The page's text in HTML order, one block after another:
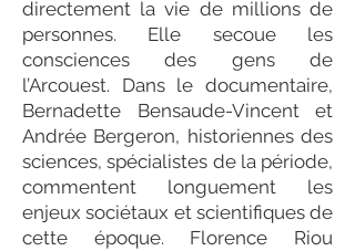
directement la vie de millions de
personnes. Elle secoue les
consciences des gens de
l’Arcouest. Dans le documentaire,
Bernadette Bensaude-Vincent et
Andrée Bergeron, historiennes des
sciences, spécialistes de la période,
commentent longuement les
enjeux sociétaux et scientifiques de
cette époque. Florence Riou